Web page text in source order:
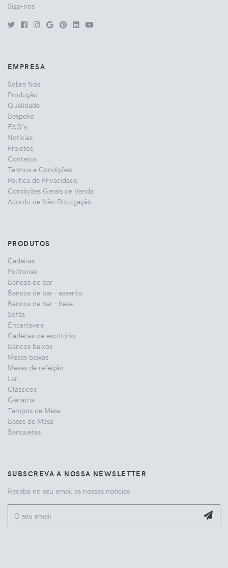
Siga-nos
EMPRESA
Sobre Nós
Produção
Qualidade
Bespoke
FAQ's
Notícias
Projetos
Contatos
Termos e Condições
Politica de Privacidade
Condições Gerais de Venda
Acordo de Não Divulgação
PRODUTOS
Cadeiras
Poltronas
Bancos de bar
Bancos de bar - assento
Bancos de bar - base
Sofás
Encartáveis
Cadeiras de escritório
Bancos baixos
Mesas baixas
Mesas de refeição
Lar
Clássicos
Geriatria
Tampos de Mesa
Bases de Mesa
Banquetas
SUBSCREVA A NOSSA NEWSLETTER
Receba no seu email as nossas noticias